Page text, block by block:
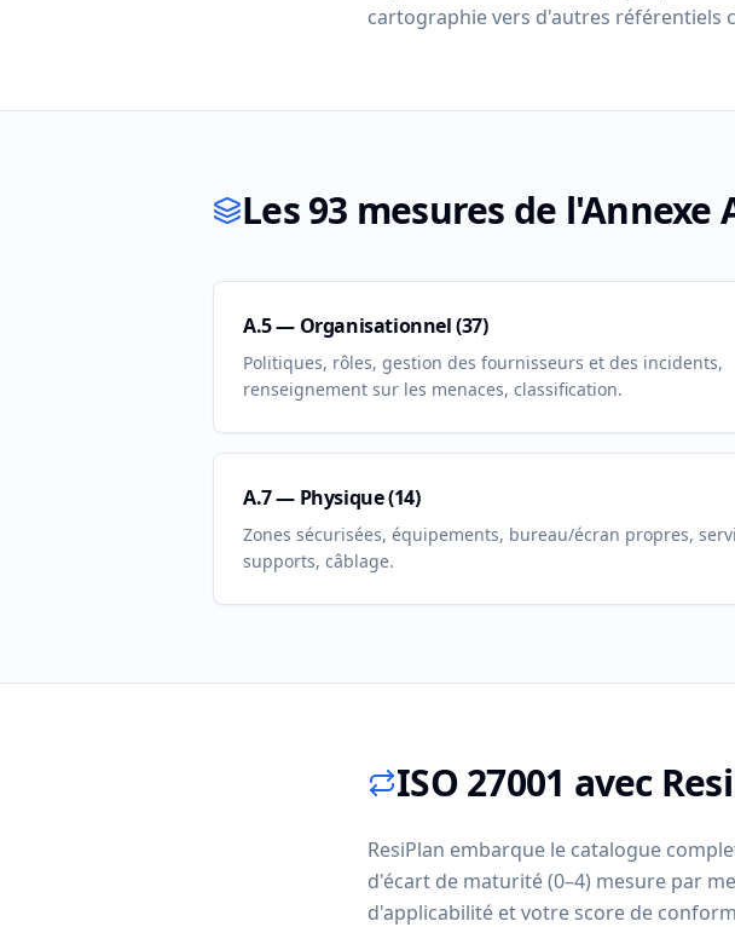
cartographie vers d'autres référentiels
Les 93 mesures de l'Annexe
A.5 — Organisationnel (37)
Politiques, rôles, gestion des fournisseurs et des incidents,
renseignement sur les menaces, classification.
A.7 — Physique (14)
Zones sécurisées, équipements, bureau/écran propres,
supports, câblage.
ISO 27001 avec
ResiPlan embarque le catalogue
d'écart de maturité (0–4) mesure par
d'applicabilité et votre score de